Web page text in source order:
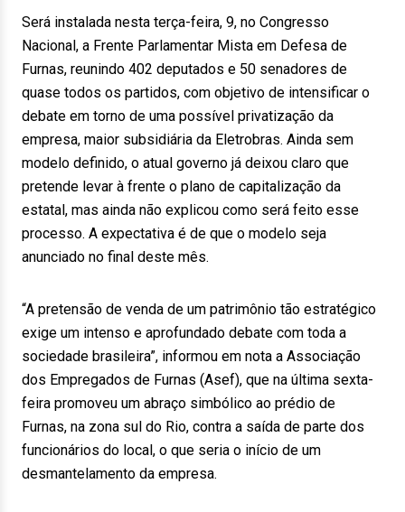
Será instalada nesta terça-feira, 9, no Congresso
Nacional, a Frente Parlamentar Mista em Defesa de
Furnas, reunindo 402 deputados e 50 senadores de
quase todos os partidos, com objetivo de intensificar o
debate em torno de uma possível privatização da
empresa, maior subsidiária da Eletrobras. Ainda sem
modelo definido, o atual governo já deixou claro que
pretende levar à frente o plano de capitalização da
estatal, mas ainda não explicou como será feito esse
processo. A expectativa é de que o modelo seja
anunciado no final deste mês.
“A pretensão de venda de um patrimônio tão estratégico
exige um intenso e aprofundado debate com toda a
sociedade brasileira”, informou em nota a Associação
dos Empregados de Furnas (Asef), que na última sexta-
feira promoveu um abraço simbólico ao prédio de
Furnas, na zona sul do Rio, contra a saída de parte dos
funcionários do local, o que seria o início de um
desmantelamento da empresa.